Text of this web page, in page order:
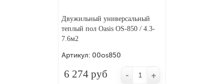
Двужильный универсальный
теплый пол Oasis OS-850 / 4.3-
7.6м2
Артикул: 00os850
6 274 руб - +